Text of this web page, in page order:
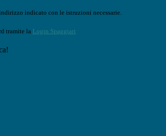
indicato con le istruzioni necessarie.
tramite la Login Spaggiari